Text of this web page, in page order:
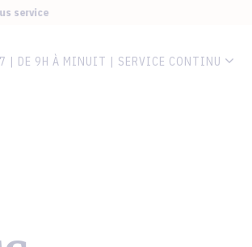
| DE 9H À MINUIT | SERVICE CONTINU